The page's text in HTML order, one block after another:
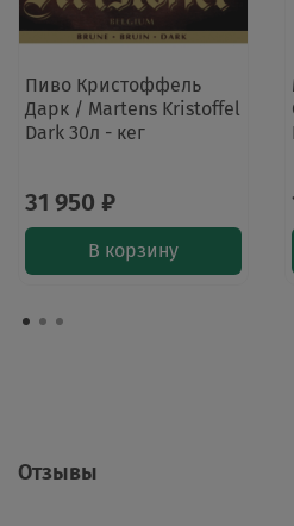
Пиво Кристоффель
Дарк / Martens Kristoffel
Dark 30л - кег
31 950 ₽
В корзину
Отзывы